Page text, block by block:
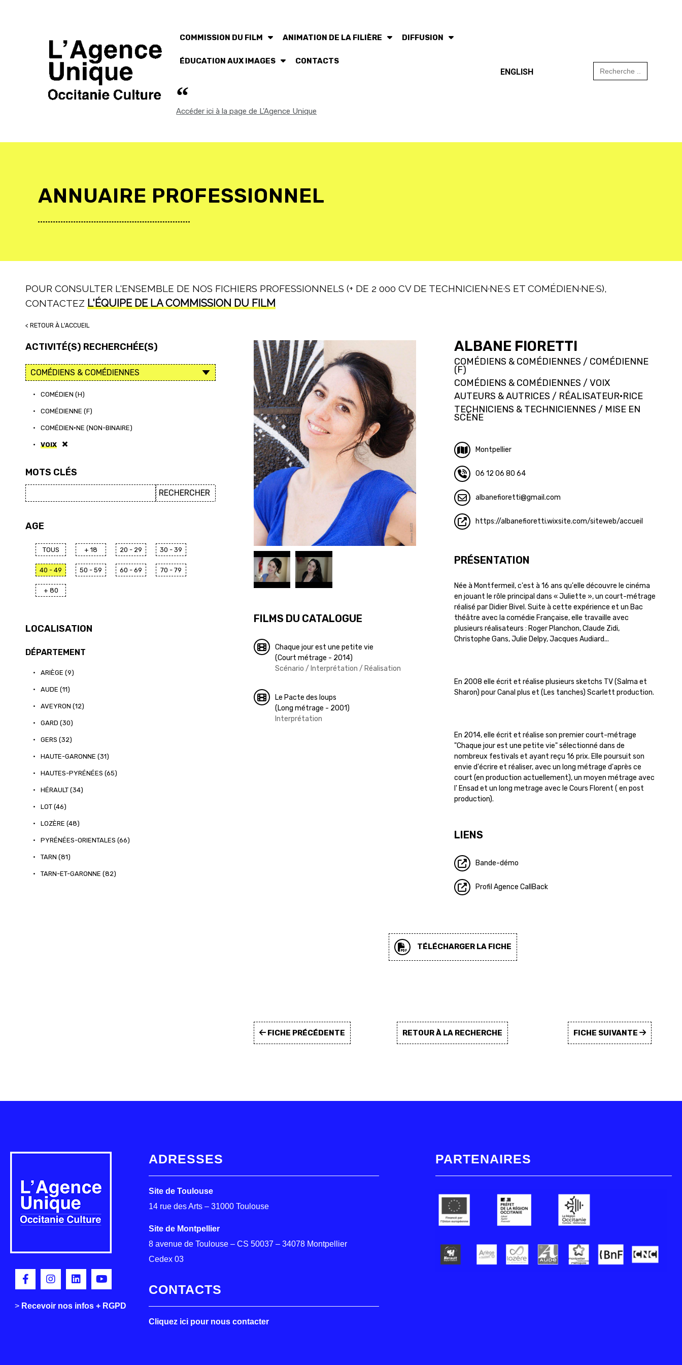
COMMISSION DU FILM ANIMATION DE LA FILIÈRE DIFFUSION
ÉDUCATION AUX IMAGES CONTACTS
Accéder ici à la page de L'Agence Unique
ENGLISH
Search
for:
ANNUAIRE PROFESSIONNEL
POUR CONSULTER L'ENSEMBLE DE NOS FICHIERS PROFESSIONNELS (+ DE 2 000 CV DE TECHNICIEN·NE·S ET COMÉDIEN·NE·S),
CONTACTEZ L'ÉQUIPE DE LA COMMISSION DU FILM
< RETOUR À L'ACCUEIL
ACTIVITÉ(S) RECHERCHÉE(S)
• COMÉDIEN (H)
• COMÉDIENNE (F)
• COMÉDIEN·NE (NON-BINAIRE)
• VOIX
MOTS CLÉS
AGE
TOUS + 18 20 - 29 30 - 39
40 - 49 50 - 59 60 - 69 70 - 79
+ 80
LOCALISATION
DÉPARTEMENT
• ARIÈGE (9)
• AUDE (11)
• AVEYRON (12)
• GARD (30)
• GERS (32)
• HAUTE-GARONNE (31)
• HAUTES-PYRÉNÉES (65)
• HÉRAULT (34)
• LOT (46)
• LOZÈRE (48)
• PYRÉNÉES-ORIENTALES (66)
• TARN (81)
• TARN-ET-GARONNE (82)
FILMS DU CATALOGUE
Chaque jour est une petite vie
(Court métrage - 2014)
Scénario / Interprétation / Réalisation
Le Pacte des loups
(Long métrage - 2001)
Interprétation
ALBANE FIORETTI
COMÉDIENS & COMÉDIENNES / COMÉDIENNE
(F)
COMÉDIENS & COMÉDIENNES / VOIX
AUTEURS & AUTRICES / RÉALISATEUR·RICE
TECHNICIENS & TECHNICIENNES / MISE EN
SCÈNE
Montpellier
06 12 06 80 64
albanefioretti gmail.com
https://albanefioretti.wixsite.com/siteweb/accueil
PRÉSENTATION
Née à Montfermeil, c'est à 16 ans qu'elle découvre le cinéma
en jouant le rôle principal dans « Juliette », un court-métrage
réalisé par Didier Bivel. Suite à cette expérience et un Bac
théâtre avec la comédie Française, elle travaille avec
plusieurs réalisateurs : Roger Planchon, Claude Zidi,
Christophe Gans, Julie Delpy, Jacques Audiard...
En 2008 elle écrit et réalise plusieurs sketchs TV (Salma et
Sharon) pour Canal plus et (Les tanches) Scarlett production.
En 2014, elle écrit et réalise son premier court-métrage
"Chaque jour est une petite vie" sélectionné dans de
nombreux festivals et ayant reçu 16 prix. Elle poursuit son
envie d'écrire et réaliser, avec un long métrage d'après ce
court (en production actuellement), un moyen métrage avec
l' Ensad et un long metrage avec le Cours Florent ( en post
production).
LIENS
Bande-démo
Profil Agence CallBack
TÉLÉCHARGER LA FICHE
FICHE PRÉCÉDENTE RETOUR À LA RECHERCHE FICHE SUIVANTE
> Recevoir nos infos + RGPD
ADRESSES
Site de Toulouse
14 rue des Arts – 31000 Toulouse
Site de Montpellier
8 avenue de Toulouse – CS 50037 – 34078 Montpellier
Cedex 03
CONTACTS
Cliquez ici pour nous contacter
PARTENAIRES